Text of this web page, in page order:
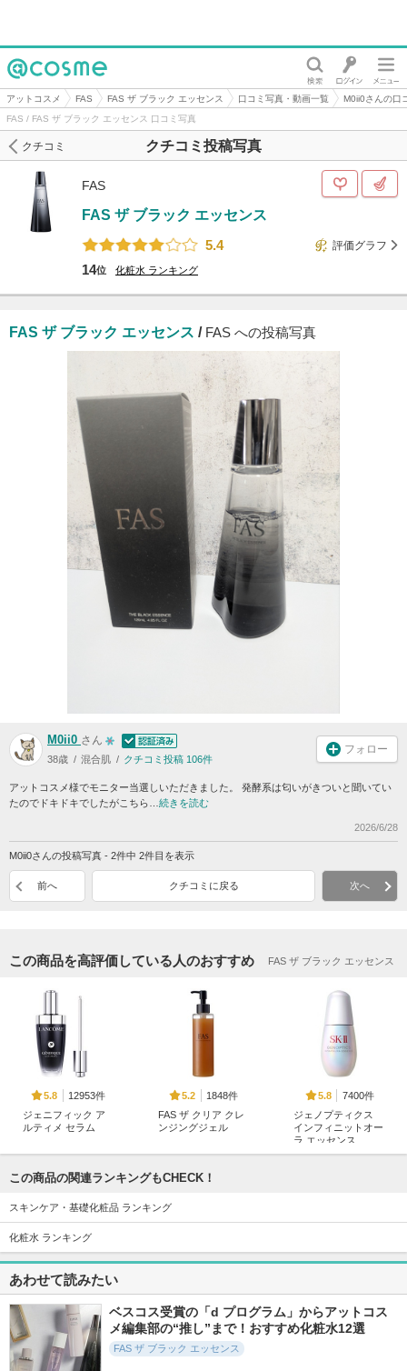
@cosme
アットコスメ FAS FAS ザ ブラック エッセンス 口コミ写真・動画一覧
M0ii0さんの口
FAS / FAS ザ ブラック エッセンス 口コミ写真
クチコミ投稿写真
クチコミ
FAS
FAS ザ ブラック エッセンス
5.4
評価グラフ
14位 化粧水 ランキング
FAS ザ ブラック エッセンス / FAS への投稿写真
M0ii0 さん
38歳 混合肌 クチコミ投稿 106件
フォロー
アットコスメ様でモニター当選しいただきました。 発酵系は匂いがきついと聞いてい
たのでドキドキでしたがこちら…続きを読む
2026/6/28
M0ii0さんの投稿写真 - 2件中 2件目を表示
前へ クチコミに戻る 次へ
この商品を高評価している人のおすすめ FAS ザ ブラック エッセンス
5.8
12953件
ジェニフィック ア
ルティメ セラム
5.2
1848件
FAS ザ クリア クレ
ンジングジェル
5.8
7400件
ジェノプティクス
インフィニットオー
ラ エッセンス
5.3
5993件
ABC-Gピールウォ
ッシュ
ドクターケイ
フェイシャル トリ
ートメント エッセ
ンス
SK-II
アベイユ ロイヤル
ウォータリー オイ
ル セロム
この商品の関連ランキングもCHECK！
スキンケア・基礎化粧品 ランキング
化粧水 ランキング
あわせて読みたい
ベスコス受賞の「d プログラム」からアットコス
メ編集部の“推し”まで！おすすめ化粧水12選
FAS ザ ブラック エッセンス